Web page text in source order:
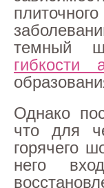
темный
гибкости
Однако
что для
горячего
него